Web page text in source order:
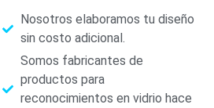
Nosotros elaboramos tu diseño
sin costo adicional.
Somos fabricantes de
productos para
reconocimientos en vidrio hace